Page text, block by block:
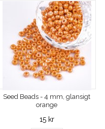
Seed Beads - 4 mm, glansigt
orange
15 kr